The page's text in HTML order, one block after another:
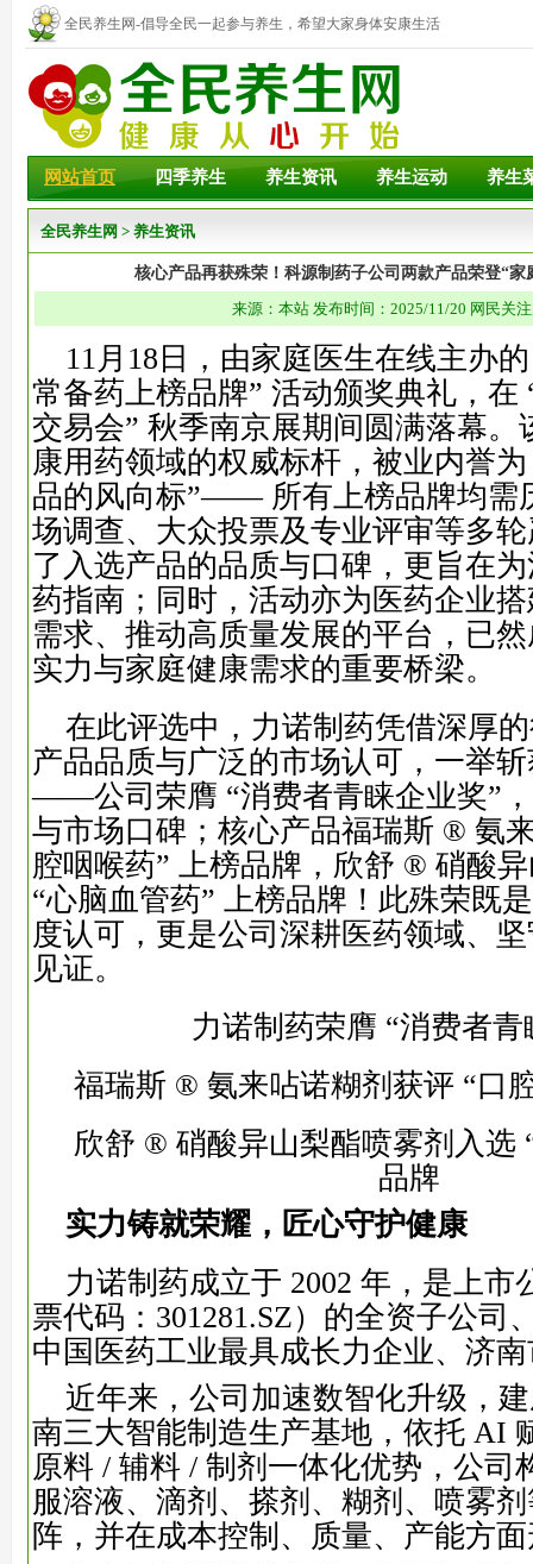
全民养生网-倡导全民一起参与养生，希望大家身体安康生活
幸福！
网站首页 四季养生 养生资讯 养生运动 养生
全民养生网 > 养生资讯
核心产品再获殊荣！科源制药子公司两款产品荣登“家
来源：本站 发布时间：2025/11/20 网民关
11月18日，由家庭医生在线主办
常备药上榜品牌” 活动颁奖典礼，在
交易会” 秋季南京展期间圆满落幕。
康用药领域的权威标杆，被业内誉
品的风向标”—— 所有上榜品牌均需
场调查、大众投票及专业评审等多
了入选产品的品质与口碑，更旨在
药指南；同时，活动亦为医药企业
需求、推动高质量发展的平台，已
实力与家庭健康需求的重要桥梁。
在此评选中，力诺制药凭借深厚
产品品质与广泛的市场认可，一举
——公司荣膺 “消费者青睐企业奖”
与市场口碑；核心产品福瑞斯 ® 氨
腔咽喉药” 上榜品牌，欣舒 ® 硝酸
“心脑血管药” 上榜品牌！此殊荣既
度认可，更是公司深耕医药领域、
见证。
力诺制药荣膺 “消费者青
福瑞斯 ® 氨来呫诺糊剂获评 “口
欣舒 ® 硝酸异山梨酯喷雾剂入选
品牌
实力铸就荣耀，匠心守护健康
力诺制药成立于 2002 年，是上市
票代码：301281.SZ）的全资子公司
中国医药工业最具成长力企业、济
近年来，公司加速数智化升级，
南三大智能制造生产基地，依托 AI
原料 / 辅料 / 制剂一体化优势，公司
服溶液、滴剂、搽剂、糊剂、喷雾
阵，并在成本控制、质量、产能方